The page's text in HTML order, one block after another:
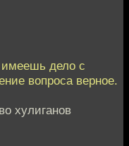
имеешь дело с
вопроса верное.
хулиганов